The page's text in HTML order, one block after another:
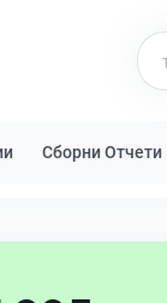
Сборни Отчети